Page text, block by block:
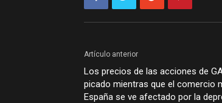
Artículo anterior
Los precios de las acciones de
picado mientras que el comercio
España se ve afectado por la